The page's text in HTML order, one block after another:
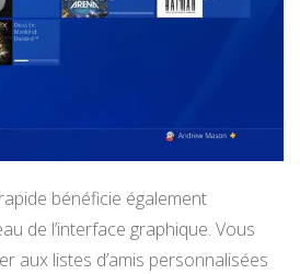
bénéficie également
de l’interface graphique. Vous
aux listes d’amis personnalisées